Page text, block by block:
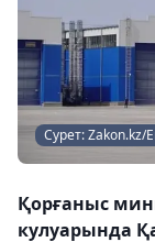
Сурет: Zakon.kz/
Қорғаныс
кулуарында